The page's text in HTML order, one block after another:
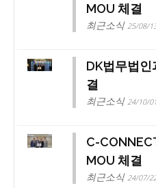
MOU 체결
최근소식 25/08/
DK법무법인
결
최근소식 24/10/
C-
MOU 체결
최근소식 24/07/